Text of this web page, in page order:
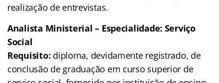
realização de entrevistas.
Analista Ministerial – Especialidade: Serviço
Social
Requisito: diploma, devidamente registrado, de
conclusão de graduação em curso superior de